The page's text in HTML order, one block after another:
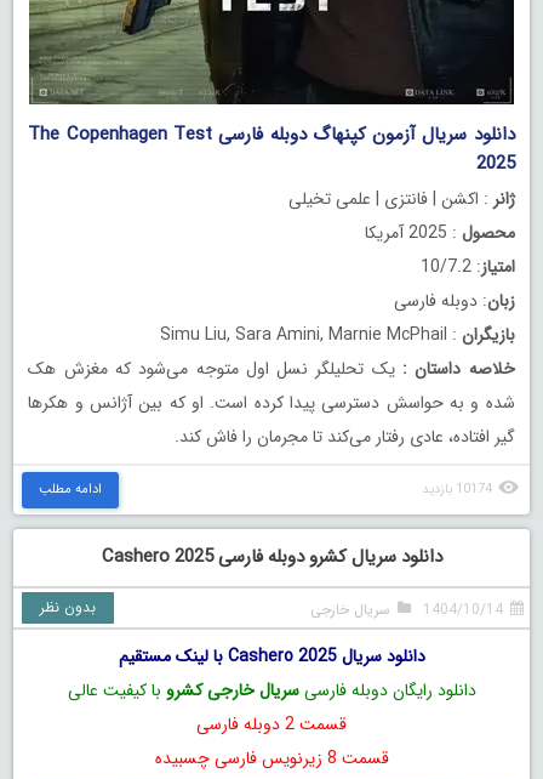
دانلود سریال آزمون کپنهاگ دوبله فارسی The Copenhagen Test
2025
ژانر : اکشن | فانتزی | علمی تخیلی
محصول : 2025 آمریکا
امتیاز: 10/7.2
زبان: دوبله فارسی
بازیگران : Simu Liu, Sara Amini, Marnie McPhail
خلاصه داستان : یک تحلیلگر نسل اول متوجه می‌شود که مغزش هک
شده و به حواسش دسترسی پیدا کرده است. او که بین آژانس و هکرها
گیر افتاده، عادی رفتار می‌کند تا مجرمان را فاش کند.
10174 بازدید ادامه مطلب
دانلود سریال کشرو دوبله فارسی Cashero 2025
1404/10/14 سریال خارجی بدون نظر
دانلود سریال Cashero 2025 با لینک مستقیم
دانلود رایگان دوبله فارسیسریال خارجی کشرو با کیفیت عالی
قسمت 2 دوبله فارسی
قسمت 8 زیرنویس فارسی چسبیده